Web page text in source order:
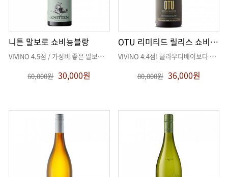
니튼 말보로 쇼비뇽블랑
VIVINO 4.5점 / 가성비 좋은 말보로 쇼비뇽블랑 . .
60,000원 30,000원
OTU 리미티드 릴리스 쇼비뇽블랑
VIVINO 4.4점! 클라우디베이보다 나은 가성비!
80,000원 36,000원